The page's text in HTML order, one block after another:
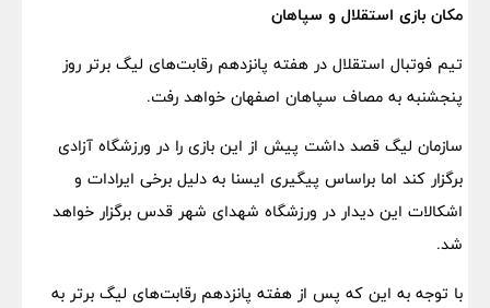
مکان بازی استقلال و سپاهان
تیم فوتبال استقلال در هفته پانزدهم رقابت‌های لیگ برتر روز
پنجشنبه به مصاف سپاهان اصفهان خواهد رفت.
سازمان لیگ قصد داشت پیش از این بازی را در ورزشگاه آزادی
برگزار کند اما براساس پیگیری ایسنا به دلیل برخی ایرادات و
اشکالات این دیدار در ورزشگاه شهدای شهر قدس برگزار خواهد
شد.
با توجه به این که پس از هفته پانزدهم رقابت‌های لیگ برتر به